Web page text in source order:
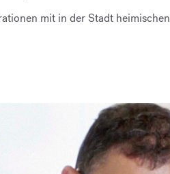
mit in der Stadt heimischen